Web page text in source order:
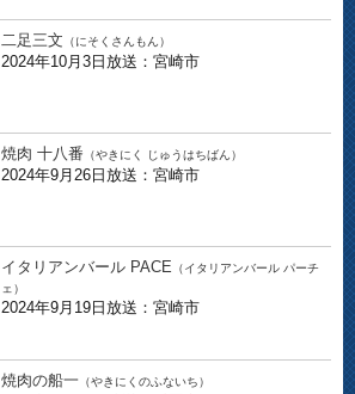
二足三文 （にそくさんもん）
2024年10月3日放送：宮崎市
焼肉 十八番 （やきにく じゅうはちばん）
2024年9月26日放送：宮崎市
イタリアンバール PACE （イタリアンバール パーチ
ェ）
2024年9月19日放送：宮崎市
焼肉の船一 （やきにくのふないち）